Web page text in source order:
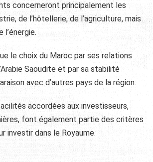
concerneront principalement les
de l’hôtellerie, de l’agriculture, mais
le choix du Maroc par ses relations
Saoudite et par sa stabilité
avec d’autres pays de la région.
accordées aux investisseurs,
font également partie des critères
investir dans le Royaume.